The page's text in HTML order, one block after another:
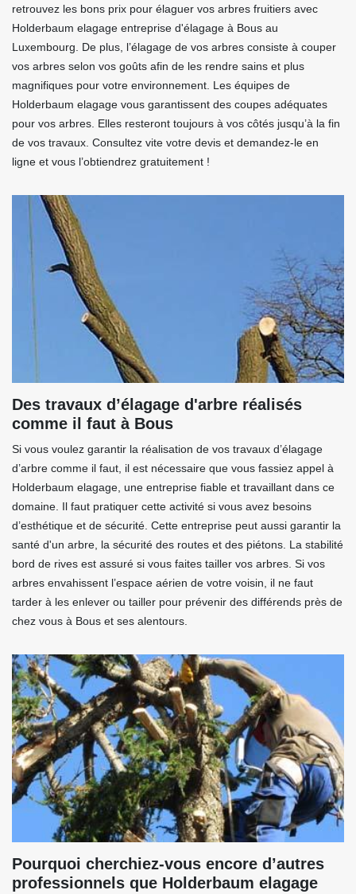
retrouvez les bons prix pour élaguer vos arbres fruitiers avec
Holderbaum elagage entreprise d'élagage à Bous au
Luxembourg. De plus, l’élagage de vos arbres consiste à couper
vos arbres selon vos goûts afin de les rendre sains et plus
magnifiques pour votre environnement. Les équipes de
Holderbaum elagage vous garantissent des coupes adéquates
pour vos arbres. Elles resteront toujours à vos côtés jusqu’à la fin
de vos travaux. Consultez vite votre devis et demandez-le en
ligne et vous l’obtiendrez gratuitement !
Des travaux d’élagage d'arbre réalisés
comme il faut à Bous
Si vous voulez garantir la réalisation de vos travaux d’élagage
d’arbre comme il faut, il est nécessaire que vous fassiez appel à
Holderbaum elagage, une entreprise fiable et travaillant dans ce
domaine. Il faut pratiquer cette activité si vous avez besoins
d’esthétique et de sécurité. Cette entreprise peut aussi garantir la
santé d'un arbre, la sécurité des routes et des piétons. La stabilité
bord de rives est assuré si vous faites tailler vos arbres. Si vos
arbres envahissent l’espace aérien de votre voisin, il ne faut
tarder à les enlever ou tailler pour prévenir des différends près de
chez vous à Bous et ses alentours.
Pourquoi cherchiez-vous encore d’autres
professionnels que Holderbaum elagage